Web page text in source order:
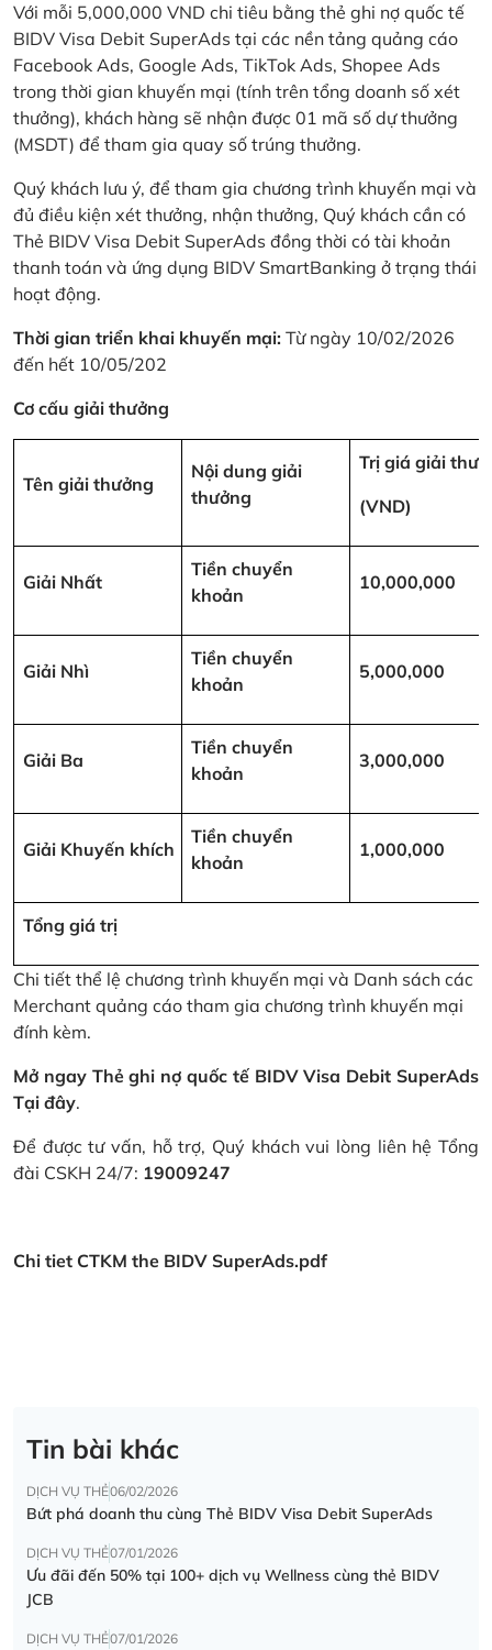
Với mỗi 5,000,000 VND chi tiêu bằng thẻ ghi nợ quốc tế
BIDV Visa Debit SuperAds tại các nền tảng quảng cáo
Facebook Ads, Google Ads, TikTok Ads, Shopee Ads
trong thời gian khuyến mại (tính trên tổng doanh số xét
thưởng), khách hàng sẽ nhận được 01 mã số dự thưởng
(MSDT) để tham gia quay số trúng thưởng.
Quý khách lưu ý, để tham gia chương trình khuyến mại và
đủ điều kiện xét thưởng, nhận thưởng, Quý khách cần có
Thẻ BIDV Visa Debit SuperAds đồng thời có tài khoản
thanh toán và ứng dụng BIDV SmartBanking ở trạng thái
hoạt động.
Thời gian triển khai khuyến mại: Từ ngày 10/02/2026
đến hết 10/05/202
Cơ cấu giải thưởng
Tên giải thưởng
Nội dung giải
thưởng
Trị giá giải
(VND)
Giải Nhất
Tiền chuyển
khoản
10,000,000
Giải Nhì
Tiền chuyển
khoản
5,000,000
Giải Ba
Tiền chuyển
khoản
3,000,000
Giải Khuyến khích
Tiền chuyển
khoản
1,000,000
Tổng giá trị
Chi tiết thể lệ chương trình khuyến mại và Danh sách các
Merchant quảng cáo tham gia chương trình khuyến mại
đính kèm.
Mở ngay Thẻ ghi nợ quốc tế BIDV Visa Debit SuperAds
Tại đây.
Để được tư vấn, hỗ trợ, Quý khách vui lòng liên hệ Tổng
đài CSKH 24/7: 19009247
Chi tiet CTKM the BIDV SuperAds.pdf
Tin bài khác
DỊCH VỤ THẺ06/02/2026
Bứt phá doanh thu cùng Thẻ BIDV Visa Debit SuperAds
DỊCH VỤ THẺ07/01/2026
Ưu đãi đến 50% tại 100+ dịch vụ Wellness cùng thẻ BIDV
JCB
DỊCH VỤ THẺ07/01/2026